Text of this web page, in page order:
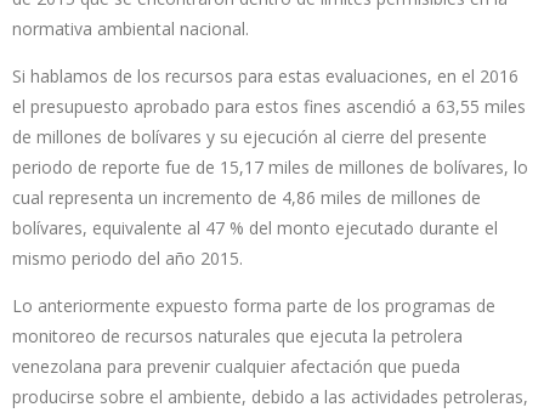
normativa ambiental nacional.
Si hablamos de los recursos para estas evaluaciones, en el 2016
el presupuesto aprobado para estos fines ascendió a 63,55 miles
de millones de bolívares y su ejecución al cierre del presente
periodo de reporte fue de 15,17 miles de millones de bolívares, lo
cual representa un incremento de 4,86 miles de millones de
bolívares, equivalente al 47 % del monto ejecutado durante el
mismo periodo del año 2015.
Lo anteriormente expuesto forma parte de los programas de
monitoreo de recursos naturales que ejecuta la petrolera
venezolana para prevenir cualquier afectación que pueda
producirse sobre el ambiente, debido a las actividades petroleras,